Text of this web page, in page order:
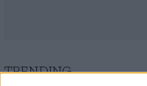
TRENDING